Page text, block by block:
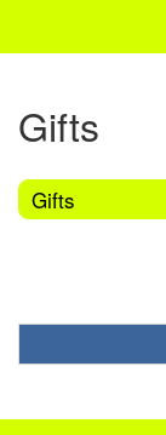
Gifts
Gifts